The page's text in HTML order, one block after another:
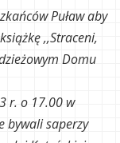
Puław aby
,,Straceni,
Domu
r. o 17.00 w
bywali saperzy